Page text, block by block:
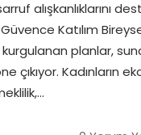
alışkanlıklarını
Katılım
planlar,
çıkıyor. Kadınların